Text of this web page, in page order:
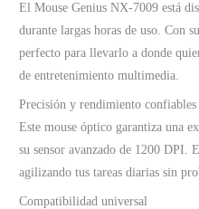
El Mouse Genius NX-7009 está
durante largas horas de uso. Con
perfecto para llevarlo a donde
de entretenimiento multimedia.
Precisión y rendimiento confiables
Este mouse óptico garantiza una
su sensor avanzado de 1200 DPI.
agilizando tus tareas diarias sin
Compatibilidad universal